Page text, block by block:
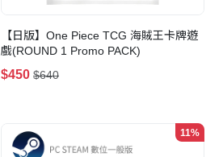
【日版】One Piece TCG 海賊王卡牌遊
戲(ROUND 1 Promo PACK)
$450 $640
11%